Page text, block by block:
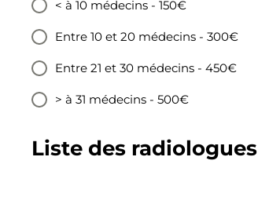
< à 10 médecins - 150€
Entre 10 et 20 médecins - 300€
Entre 21 et 30 médecins - 450€
> à 31 médecins - 500€
Liste des radiologues